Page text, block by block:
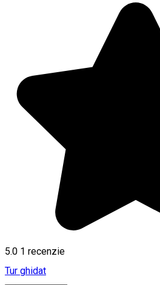
5.0 1 recenzie
Tur ghidat